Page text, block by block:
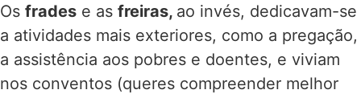
Os frades e as freiras, ao invés, dedicavam-se
a atividades mais exteriores, como a pregação,
a assistência aos pobres e doentes, e viviam
nos conventos (queres compreender melhor